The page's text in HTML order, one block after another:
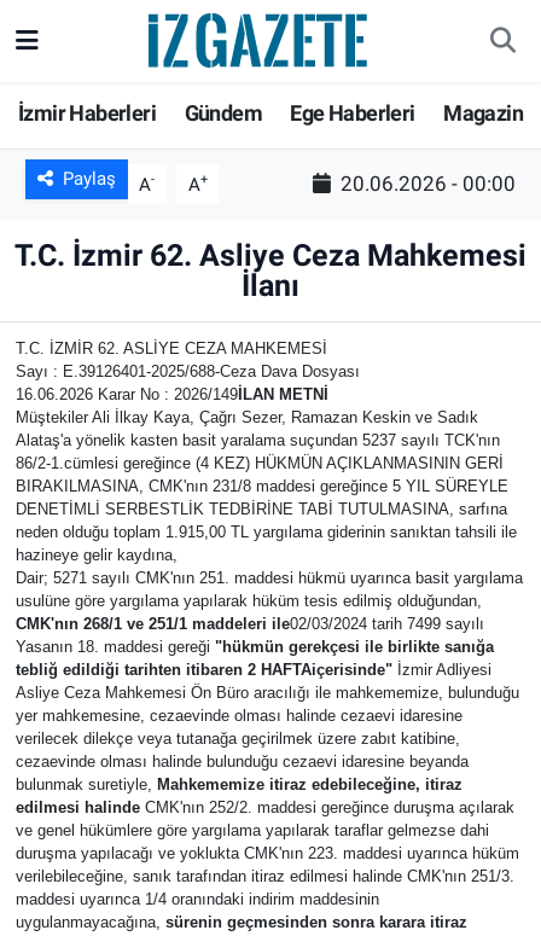
İzmir Haberleri Gündem Ege Haberleri Magazin
Paylaş A- A+ 20.06.2026 - 00:00
T.C. İzmir 62. Asliye Ceza Mahkemesi
İlanı
T.C. İZMİR 62. ASLİYE CEZA MAHKEMESİ
Sayı : E.39126401-2025/688-Ceza Dava Dosyası
16.06.2026 Karar No : 2026/149İLAN METNİ
Müştekiler Ali İlkay Kaya, Çağrı Sezer, Ramazan Keskin ve Sadık
Alataş'a yönelik kasten basit yaralama suçundan 5237 sayılı TCK'nın
86/2-1.cümlesi gereğince (4 KEZ) HÜKMÜN AÇIKLANMASININ GERİ
BIRAKILMASINA, CMK'nın 231/8 maddesi gereğince 5 YIL SÜREYLE
DENETİMLİ SERBESTLİK TEDBİRİNE TABİ TUTULMASINA, sarfına
neden olduğu toplam 1.915,00 TL yargılama giderinin sanıktan tahsili ile
hazineye gelir kaydına,
Dair; 5271 sayılı CMK'nın 251. maddesi hükmü uyarınca basit yargılama
usulüne göre yargılama yapılarak hüküm tesis edilmiş olduğundan,
CMK'nın 268/1 ve 251/1 maddeleri ile02/03/2024 tarih 7499 sayılı
Yasanın 18. maddesi gereği "hükmün gerekçesi ile birlikte sanığa
tebliğ edildiği tarihten itibaren 2 HAFTAiçerisinde"İzmir Adliyesi
Asliye Ceza Mahkemesi Ön Büro aracılığı ile mahkememize, bulunduğu
yer mahkemesine, cezaevinde olması halinde cezaevi idaresine
verilecek dilekçe veya tutanağa geçirilmek üzere zabıt katibine,
cezaevinde olması halinde bulunduğu cezaevi idaresine beyanda
bulunmak suretiyle, Mahkememize itiraz edebileceğine, itiraz
edilmesi halindeCMK'nın 252/2. maddesi gereğince duruşma açılarak
ve genel hükümlere göre yargılama yapılarak taraflar gelmezse dahi
duruşma yapılacağı ve yoklukta CMK'nın 223. maddesi uyarınca hüküm
verilebileceğine, sanık tarafından itiraz edilmesi halinde CMK'nın 251/3.
maddesi uyarınca 1/4 oranındaki indirim maddesinin
uygulanmayacağına, sürenin geçmesinden sonra karara itiraz
İZMİR
SPOR
SAĞLIK
KÜLTÜR SANAT
DÜNYA
Resmi İlanlar
Resmi Reklam
YAŞAM
İzmir Hava Durumu
İzmir Trafik Yoğunluk Haritası
Süper Lig Puan Durumu ve Fikstür
Tüm Manşetler
Son Dakika Haberleri
Haber Arşivi